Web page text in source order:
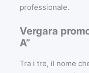
professionale.
Vergara
A”
Tra i tre, il nome